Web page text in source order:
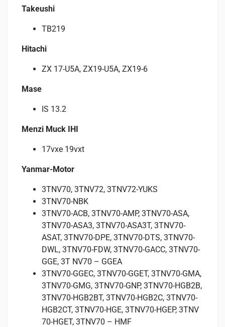
Takeushi
TB219
Hitachi
ZX 17-U5A, ZX19-U5A, ZX19-6
Mase
IS 13.2
Menzi Muck IHI
17vxe 19vxt
Yanmar-Motor
3TNV70, 3TNV72, 3TNV72-YUKS
3TNV70-NBK
3TNV70-ACB, 3TNV70-AMP, 3TNV70-ASA,
3TNV70-ASA3, 3TNV70-ASA3T, 3TNV70-
ASAT, 3TNV70-DPE, 3TNV70-DTS, 3TNV70-
DWL, 3TNV70-FDW, 3TNV70-GACC, 3TNV70-
GGE, 3T NV70 – GGEA
3TNV70-GGEC, 3TNV70-GGET, 3TNV70-GMA,
3TNV70-GMG, 3TNV70-GNP, 3TNV70-HGB2B,
3TNV70-HGB2BT, 3TNV70-HGB2C, 3TNV70-
HGB2CT, 3TNV70-HGE, 3TNV70-HGEP, 3TNV
70-HGET, 3TNV70 – HMF